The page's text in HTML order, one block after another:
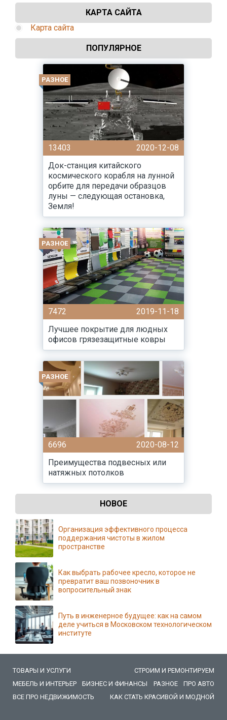
КАРТА САЙТА
Карта сайта
ПОПУЛЯРНОЕ
РАЗНОЕ
13403
2020-12-08
Док-станция китайского
космического корабля на лунной
орбите для передачи образцов
луны — следующая остановка,
Земля!
РАЗНОЕ
7472
2019-11-18
Лучшее покрытие для людных
офисов грязезащитные ковры
РАЗНОЕ
6696
2020-08-12
Преимущества подвесных или
натяжных потолков
НОВОЕ
Организация эффективного процесса
поддержания чистоты в жилом
пространстве
Как выбрать рабочее кресло, которое не
превратит ваш позвоночник в
вопросительный знак
Путь в инженерное будущее: как на самом
деле учиться в Московском технологическом
институте
ТОВАРЫ И УСЛУГИ
СТРОИМ И РЕМОНТИРУЕМ
МЕБЕЛЬ И ИНТЕРЬЕР
БИЗНЕС И ФИНАНСЫ РАЗНОЕ
ПРО АВТО
ВСЕ ПРО НЕДВИЖИМОСТЬ
КАК СТАТЬ КРАСИВОЙ И МОДНОЙ